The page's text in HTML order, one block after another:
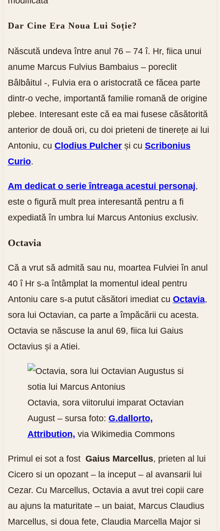
Dar Cine Era Noua Lui Soție?
Născută undeva între anul 76 – 74 î. Hr, fiica unui
anume Marcus Fulvius Bambaius – poreclit
Bâlbâitul -, Fulvia era o aristocrată ce făcea parte
dintr-o veche, importantă familie romană de origine
plebee. Interesant este că ea mai fusese căsătorită
anterior de două ori, cu doi prieteni de tinerețe ai lui
Antoniu, cu Clodius Pulcherși cu Scribonius
Curio.
Am dedicat o serie întreaga acestui personaj,
este o figură mult prea interesantă pentru a fi
expediată în umbra lui Marcus Antonius exclusiv.
Octavia
Că a vrut să admită sau nu, moartea Fulviei în anul
40 î Hr s-a întâmplat la momentul ideal pentru
Antoniu care s-a putut căsători imediat cu Octavia,
sora lui Octavian, ca parte a împăcării cu acesta.
Octavia se născuse la anul 69, fiica lui Gaius
Octavius și a Atiei.
Octavia, sora viitorului imparat Octavian
August – sursa foto: G.dallorto,
Attribution, via Wikimedia Commons
Primul ei sot a fost Gaius Marcellus, prieten al lui
Cicero si un opozant – la inceput – al avansarii lui
Cezar. Cu Marcellus, Octavia a avut trei copii care
au ajuns la maturitate – un baiat, Marcus Claudius
Marcellus, si doua fete, Claudia Marcella Major si